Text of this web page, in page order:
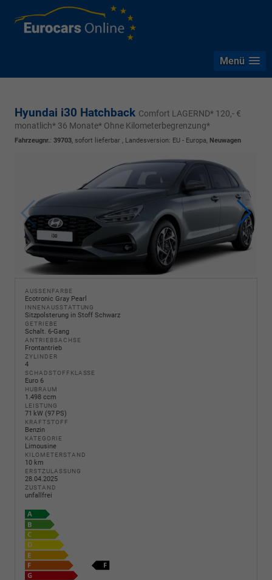
Menü
Hyundai i30 Hatchback Comfort LAGERND* 120,- €
monatlich* 36 Monate* Ohne Kilometerbegrenzung*
Fahrzeugnr.: 39703, sofort lieferbar , Landesversion: EU - Europa, Neuwagen
AUSSENFARBE
Ecotronic Gray Pearl
INNENAUSSTATTUNG
Sitzpolsterung in Stoff Schwarz
GETRIEBE
Schalt. 6-Gang
ANTRIEBSACHSE
Frontantrieb
ZYLINDER
4
SCHADSTOFFKLASSE
Euro 6
HUBRAUM
1.498 ccm
LEISTUNG
71 kW (97 PS)
KRAFTSTOFF
Benzin
KATEGORIE
Limousine
KILOMETERSTAND
10 km
ERSTZULASSUNG
28.04.2025
ZUSTAND
unfallfrei